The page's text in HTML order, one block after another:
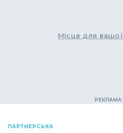
Місце для
ПАРТНЕРСЬКА